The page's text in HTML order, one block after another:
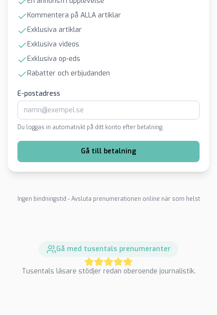
Kommentera på ALLA artiklar
Exklusiva artiklar
Exklusiva videos
Exklusiva op-eds
Rabatter och erbjudanden
E-postadress
Du loggas in automatiskt på ditt konto efter betalning.
Gå till betalning
Ingen bindningstid - Avsluta prenumerationen online när som helst
Gå med tusentals prenumeranter
Tusentals läsare stödjer redan oberoende journalistik.